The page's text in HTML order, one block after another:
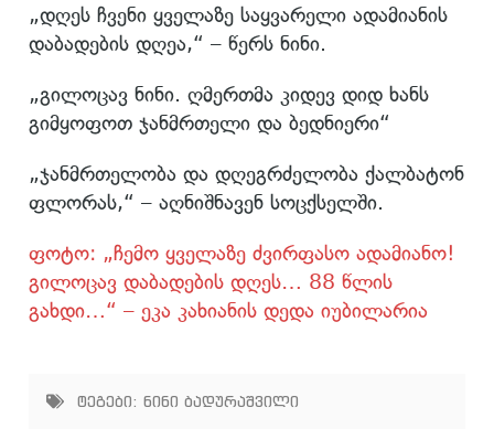
„დღეს ჩვენი ყველაზე საყვარელი ადამიანის
დაბადების დღეა,“ – წერს ნინი.
„გილოცავ ნინი. ღმერთმა კიდევ დიდ ხანს
გიმყოფოთ ჯანმრთელი და ბედნიერი“
„ჯანმრთელობა და დღეგრძელობა ქალბატონ
ფლორას,“ – აღნიშნავენ სოცქსელში.
ფოტო: „ჩემო ყველაზე ძვირფასო ადამიანო!
გილოცავ დაბადების დღეს… 88 წლის
გახდი…“ – ეკა კახიანის დედა იუბილარია
ტეგები: ნინი ბადურაშვილი